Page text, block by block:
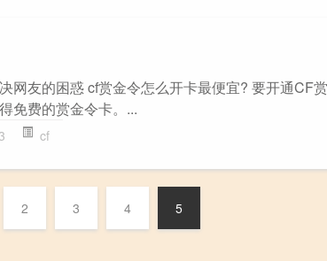
网友的困惑 cf赏金令怎么开卡最便宜? 要开通CF
免费的赏金令卡。...
cf
2 3 4 5